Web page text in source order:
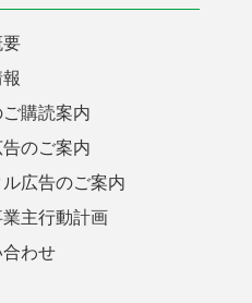
要
購読案内
のご案内
広告のご案内
主行動計画
わせ